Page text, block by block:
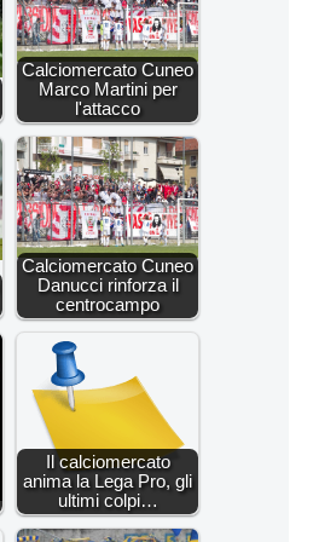
Calciomercato Cuneo
Marco Martini per
l'attacco
Calciomercato Cuneo
Danucci rinforza il
centrocampo
Il calciomercato
anima la Lega Pro, gli
ultimi colpi…